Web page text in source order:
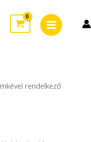
Menu
rendelkező